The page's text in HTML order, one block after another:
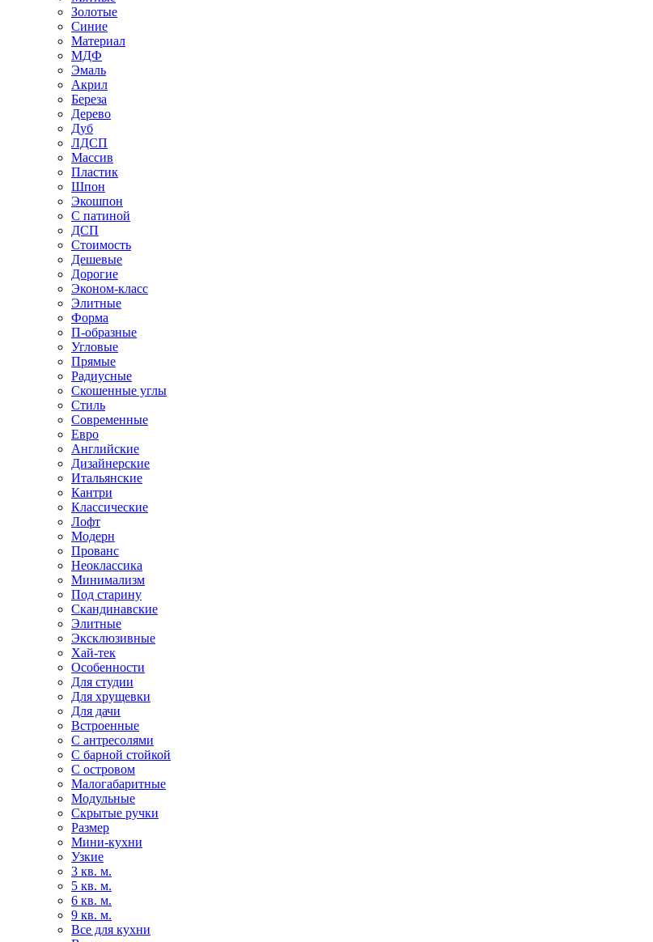
Золотые
Синие
Материал
МДФ
Эмаль
Акрил
Береза
Дерево
Дуб
ЛДСП
Массив
Пластик
Шпон
Экошпон
С патиной
ДСП
Стоимость
Дешевые
Дорогие
Эконом-класс
Элитные
Форма
П-образные
Угловые
Прямые
Радиусные
Скошенные углы
Стиль
Современные
Евро
Английские
Дизайнерские
Итальянские
Кантри
Классические
Лофт
Модерн
Прованс
Неоклассика
Минимализм
Под старину
Скандинавские
Элитные
Эксклюзивные
Хай-тек
Особенности
Для студии
Для хрущевки
Для дачи
Встроенные
С антресолями
С барной стойкой
С островом
Малогабаритные
Модульные
Скрытые ручки
Размер
Мини-кухни
Узкие
3 кв. м.
5 кв. м.
6 кв. м.
9 кв. м.
Все для кухни